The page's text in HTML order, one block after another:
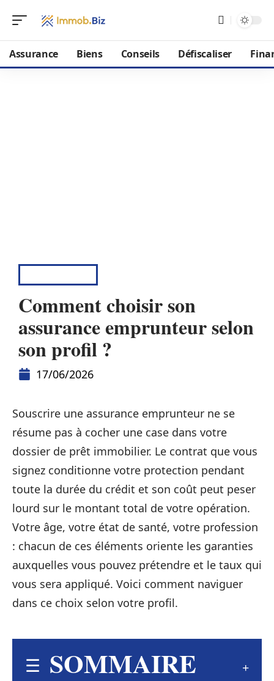
Assurance Biens Conseils Défiscaliser
Comment choisir son
assurance emprunteur selon
son profil ?
17/06/2026
Souscrire une assurance emprunteur ne se
résume pas à cocher une case dans votre
dossier de prêt immobilier. Le contrat que vous
signez conditionne votre protection pendant
toute la durée du crédit et son coût peut peser
lourd sur le montant total de votre opération.
Votre âge, votre état de santé, votre profession
: chacun de ces éléments oriente les garanties
auxquelles vous pouvez prétendre et le taux qui
vous sera appliqué. Voici comment naviguer
dans ce choix selon votre profil.
SOMMAIRE